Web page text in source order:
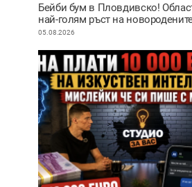
Бейби бум в Пловдивско!
най-голям ръст на
София
05.08.2026